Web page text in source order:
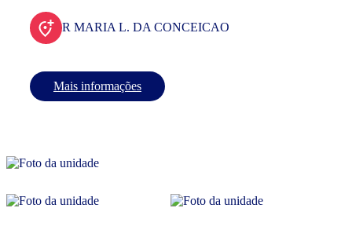
R MARIA L. DA CONCEICAO
Mais informações